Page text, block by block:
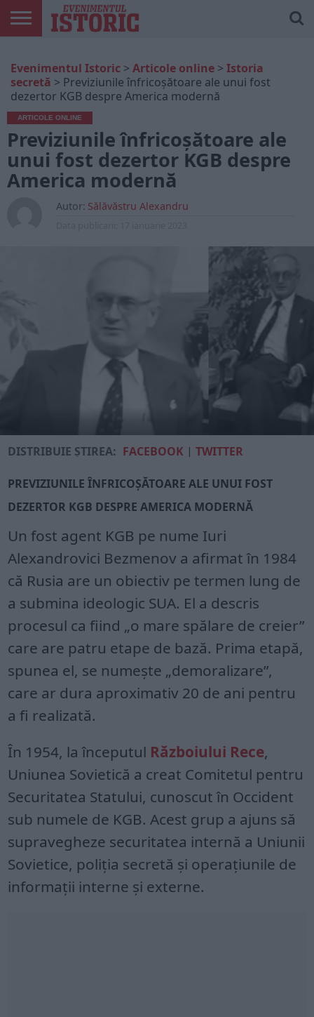
ONLINE
EDIȚII
TIPĂRITE
ISTORIC
PLAY
CONTUL
MEU
Evenimentul Istoric > Articole online > Istoria
secretă > Previziunile înfricoșătoare ale unui fost
dezertor KGB despre America modernă
ARTICOLE ONLINE
Previziunile înfricoșătoare ale
unui fost dezertor KGB despre
America modernă
Autor: Sălăvăstru Alexandru
DISTRIBUIE ȘTIREA: FACEBOOK |TWITTER
PREVIZIUNILE ÎNFRICOȘĂTOARE ALE UNUI FOST
DEZERTOR KGB DESPRE AMERICA MODERNĂ
Un fost agent KGB pe nume Iuri
Alexandrovici Bezmenov a afirmat în 1984
că Rusia are un obiectiv pe termen lung de
a submina ideologic SUA. El a descris
procesul ca fiind „o mare spălare de creier”
care are patru etape de bază. Prima etapă,
spunea el, se numește „demoralizare”,
care ar dura aproximativ 20 de ani pentru
a fi realizată.
În 1954, la începutul Războiului Rece,
Uniunea Sovietică a creat Comitetul pentru
Securitatea Statului, cunoscut în Occident
sub numele de KGB. Acest grup a ajuns să
supravegheze securitatea internă a Uniunii
Sovietice, poliția secretă și operațiunile de
informații interne și externe.